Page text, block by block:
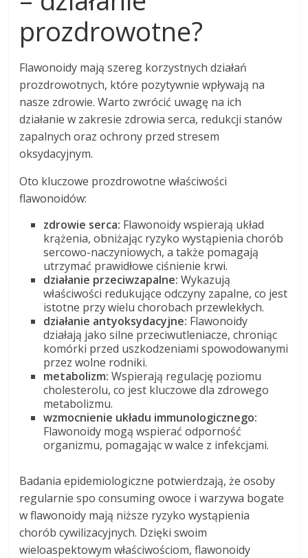
prozdrowotne?
Flawonoidy mają szereg korzystnych działań
prozdrowotnych, które pozytywnie wpływają na
nasze zdrowie. Warto zwrócić uwagę na ich
działanie w zakresie zdrowia serca, redukcji stanów
zapalnych oraz ochrony przed stresem
oksydacyjnym.
Oto kluczowe prozdrowotne właściwości
flawonoidów:
zdrowie serca: Flawonoidy wspierają układ
krążenia, obniżając ryzyko wystąpienia chorób
sercowo-naczyniowych, a także pomagają
utrzymać prawidłowe ciśnienie krwi.
działanie przeciwzapalne: Wykazują
właściwości redukujące odczyny zapalne, co jest
istotne przy wielu chorobach przewlekłych.
działanie antyoksydacyjne: Flawonoidy
działają jako silne przeciwutleniacze, chroniąc
komórki przed uszkodzeniami spowodowanymi
przez wolne rodniki.
metabolizm: Wspierają regulację poziomu
cholesterolu, co jest kluczowe dla zdrowego
metabolizmu.
wzmocnienie układu immunologicznego:
Flawonoidy mogą wspierać odporność
organizmu, pomagając w walce z infekcjami.
Badania epidemiologiczne potwierdzają, że osoby
regularnie spo consuming owoce i warzywa bogate
w flawonoidy mają niższe ryzyko wystąpienia
chorób cywilizacyjnych. Dzięki swoim
wieloaspektowym właściwościom, flawonoidy